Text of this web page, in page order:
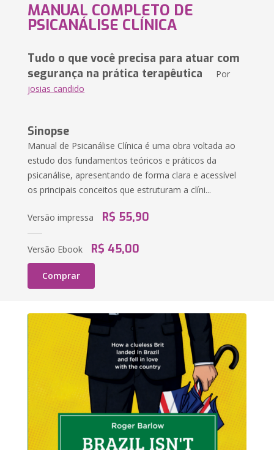
MANUAL COMPLETO DE
PSICANÁLISE CLÍNICA
Tudo o que você precisa para atuar com
segurança na prática terapêutica Por
josias candido
Sinopse
Manual de Psicanálise Clínica é uma obra voltada ao
estudo dos fundamentos teóricos e práticos da
psicanálise, apresentando de forma clara e acessível
os principais conceitos que estruturam a clíni...
Versão impressa R$ 55,90
Versão Ebook R$ 45,00
Comprar